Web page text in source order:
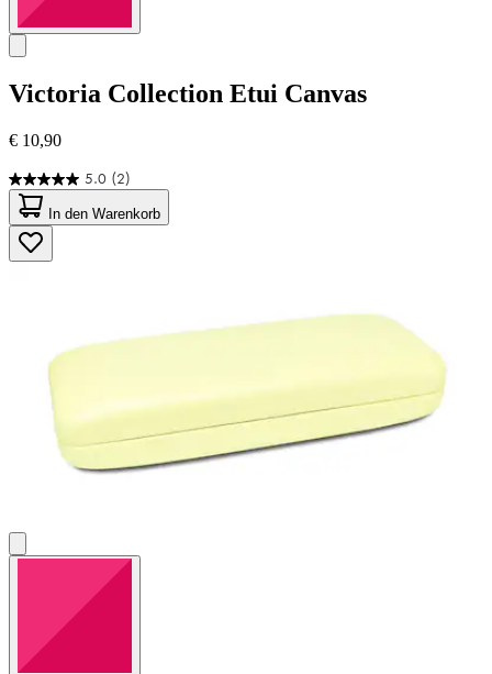
Victoria Collection Etui Canvas
€ 10,90
5.0 (2)
5.0
von
5
Sternen.
2
In den Warenkorb